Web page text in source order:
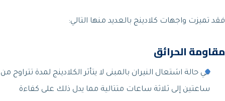
فقد تميزت واجهات كلادينج بالعديد منها التالي:
مقاومة الحرائق
في حالة اشتعال النيران بالمبنى لا يتأثر الكلادينج لمدة تتراوح من
ساعتين إلى ثلاثة ساعات متتالية مما يدل ذلك على كفاءة